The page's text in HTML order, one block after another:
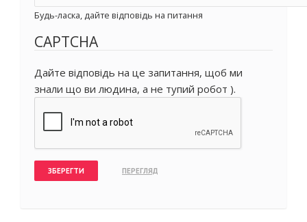
Будь-ласка, дайте відповідь на питання
CAPTCHA
Дайте відповідь на це запитання, щоб ми
знали що ви людина, а не тупий робот ).